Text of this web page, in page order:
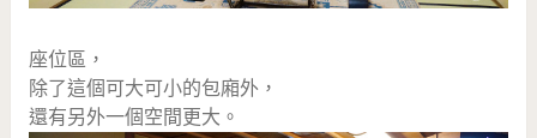
座位區，
除了這個可大可小的包廂外，
還有另外一個空間更大。